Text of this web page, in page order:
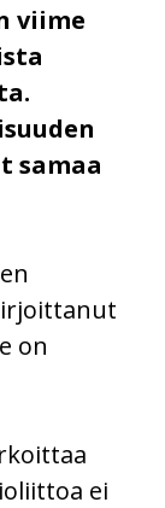
viime
samaa
on
ei